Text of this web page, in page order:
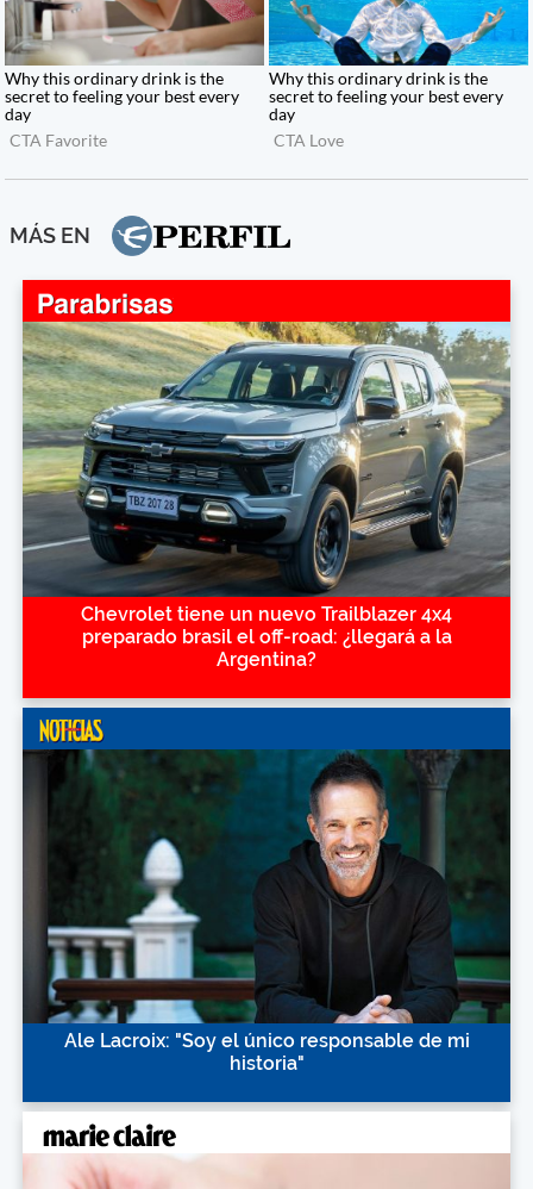
MÁS EN
Chevrolet tiene un nuevo Trailblazer 4x4
preparado brasil el off-road: ¿llegará a la
Argentina?
Ale Lacroix: "Soy el único responsable de mi
historia"